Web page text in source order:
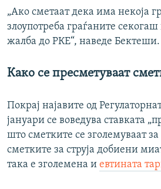
„Ако сметаат дека има некоја
злоупотреба граѓаните
жалба до РКЕ“, наведе Бектеши.
Како се пресметуваат
Покрај најавите од
јануари се воведува ставката
што сметките се зголемуваат
сметките за струја добиени
така е зголемена и евтината